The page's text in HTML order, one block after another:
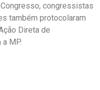
congressistas
também protocolaram
Direta de
MP.